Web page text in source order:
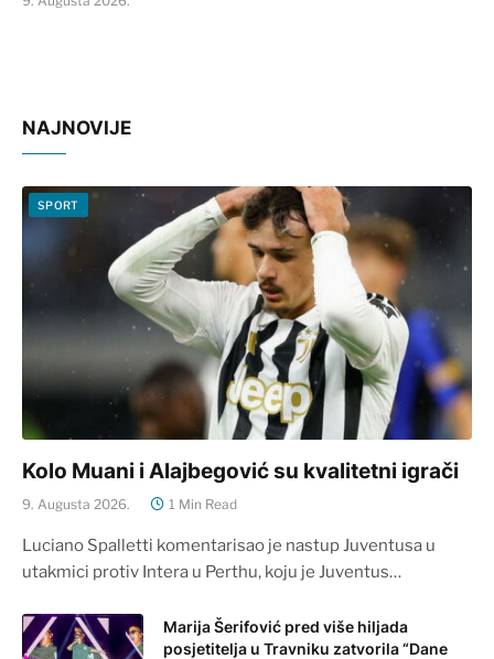
NAJNOVIJE
SPORT
Kolo Muani i Alajbegović su kvalitetni igrači
9. Augusta 2026. 1 Min Read
Luciano Spalletti komentarisao je nastup Juventusa u
utakmici protiv Intera u Perthu, koju je Juventus…
Marija Šerifović pred više hiljada
posjetitelja u Travniku zatvorila “Dane